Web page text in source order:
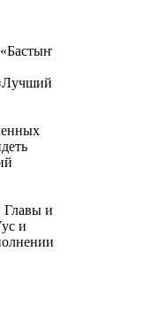
Главы и
и